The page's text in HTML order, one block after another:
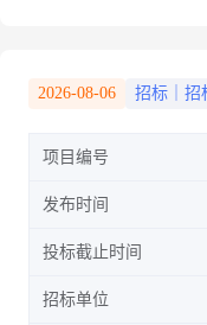
2026-08-06 招标｜招
项目编号
发布时间
投标截止时间
招标单位